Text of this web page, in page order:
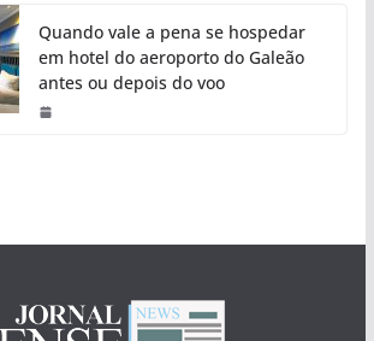
Quando vale a pena se hospedar
em hotel do aeroporto do Galeão
antes ou depois do voo